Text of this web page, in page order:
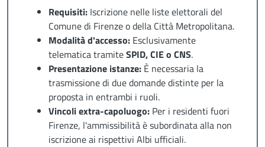
Requisiti:Iscrizione nelle liste elettorali del
Comune di Firenze o della Città Metropolitana.
Modalità d'accesso:Esclusivamente
telematica tramiteSPID, CIE o CNS.
Presentazione istanze:È necessaria la
trasmissione di due domande distinte per la
proposta in entrambi i ruoli.
Vincoli extra-capoluogo:Per i residenti fuori
Firenze, l'ammissibilità è subordinata alla non
iscrizione ai rispettivi Albi ufficiali.